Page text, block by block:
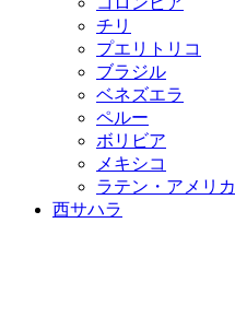
チリ
プエリトリコ
ブラジル
ベネズエラ
ペルー
ボリビア
メキシコ
ラテン・アメリカ
西サハラ